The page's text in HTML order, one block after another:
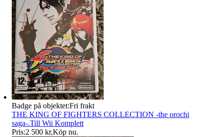
Badge på objektet:Fri frakt
THE KING OF FIGHTERS COLLECTION -the orochi
saga-.Till Wii Komplett
Pris:2 500 kr,Köp nu.